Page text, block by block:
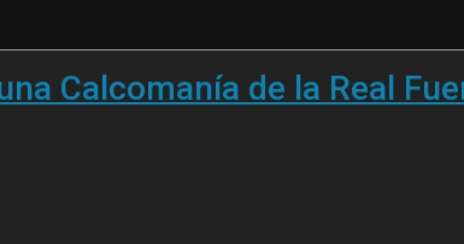
Calcomanía de la Real